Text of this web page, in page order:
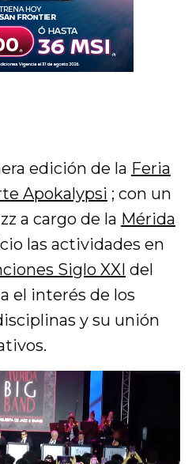
edición de la Feria
Apokalypsi ; con un
a cargo de la Mérida
las actividades en
Siglo XXI del
el interés de los
y su unión